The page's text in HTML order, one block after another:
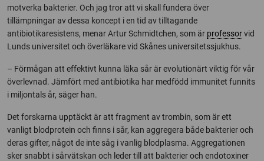
motverka bakterier. Och jag tror att vi skall fundera över
tillämpningar av dessa koncept i en tid av tilltagande
antibiotikaresistens, menar Artur Schmidtchen, som är professorvid
Lunds universitet och överläkare vid Skånes universitetssjukhus.
– Förmågan att effektivt kunna läka sår är evolutionärt viktig för vår
överlevnad. Jämfört med antibiotika har medfödd immunitet funnits
i miljontals år, säger han.
Det forskarna upptäckt är att fragment av trombin, som är ett
vanligt blodprotein och finns i sår, kan aggregera både bakterier och
deras gifter, något de inte såg i vanlig blodplasma. Aggregationen
sker snabbt i sårvätskan och leder till att bakterier och endotoxiner